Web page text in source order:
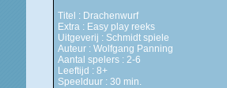
Titel : Drachenwurf
Extra : Easy play reeks
Uitgeverij : Schmidt spiele
Auteur : Wolfgang Panning
Aantal spelers : 2-6
Leeftijd : 8+
Speelduur : 30 min.